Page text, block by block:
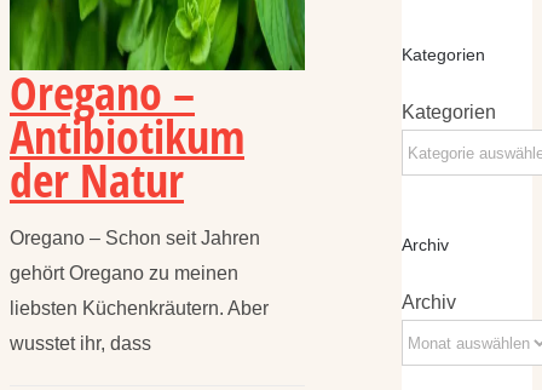
Oregano –
Antibiotikum
der Natur
Oregano – Schon seit Jahren
gehört Oregano zu meinen
liebsten Küchenkräutern. Aber
wusstet ihr, dass
Kategorien
Kategorien
Archiv
Archiv